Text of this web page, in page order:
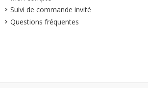
Suivi de commande invité
Questions fréquentes